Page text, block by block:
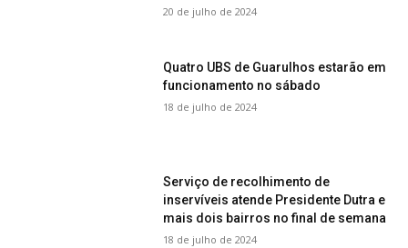
20 de julho de 2024
Quatro UBS de Guarulhos estarão em
funcionamento no sábado
18 de julho de 2024
Serviço de recolhimento de
inservíveis atende Presidente Dutra e
mais dois bairros no final de semana
18 de julho de 2024